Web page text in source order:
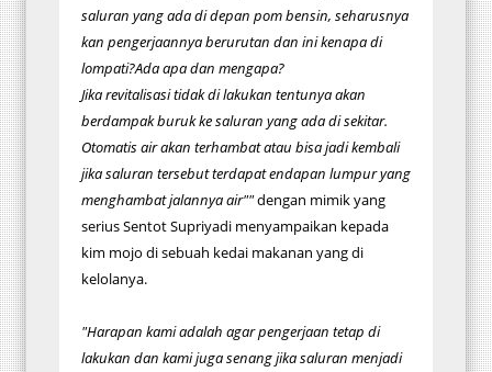
saluran yang ada di depan pom bensin, seharusnya
kan pengerjaannya berurutan dan ini kenapa di
lompati?Ada apa dan mengapa?
Jika revitalisasi tidak di lakukan tentunya akan
berdampak buruk ke saluran yang ada di sekitar.
Otomatis air akan terhambat atau bisa jadi kembali
jika saluran tersebut terdapat endapan lumpur yang
menghambat jalannya air""dengan mimik yang
serius Sentot Supriyadi menyampaikan kepada
kim mojo di sebuah kedai makanan yang di
kelolanya.
"Harapan kami adalah agar pengerjaan tetap di
lakukan dan kami juga senang jika saluran menjadi